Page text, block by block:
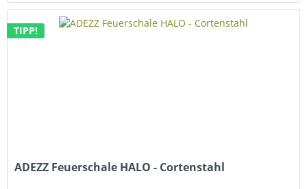
TIPP!
ADEZZ Feuerschale HALO - Cortenstahl